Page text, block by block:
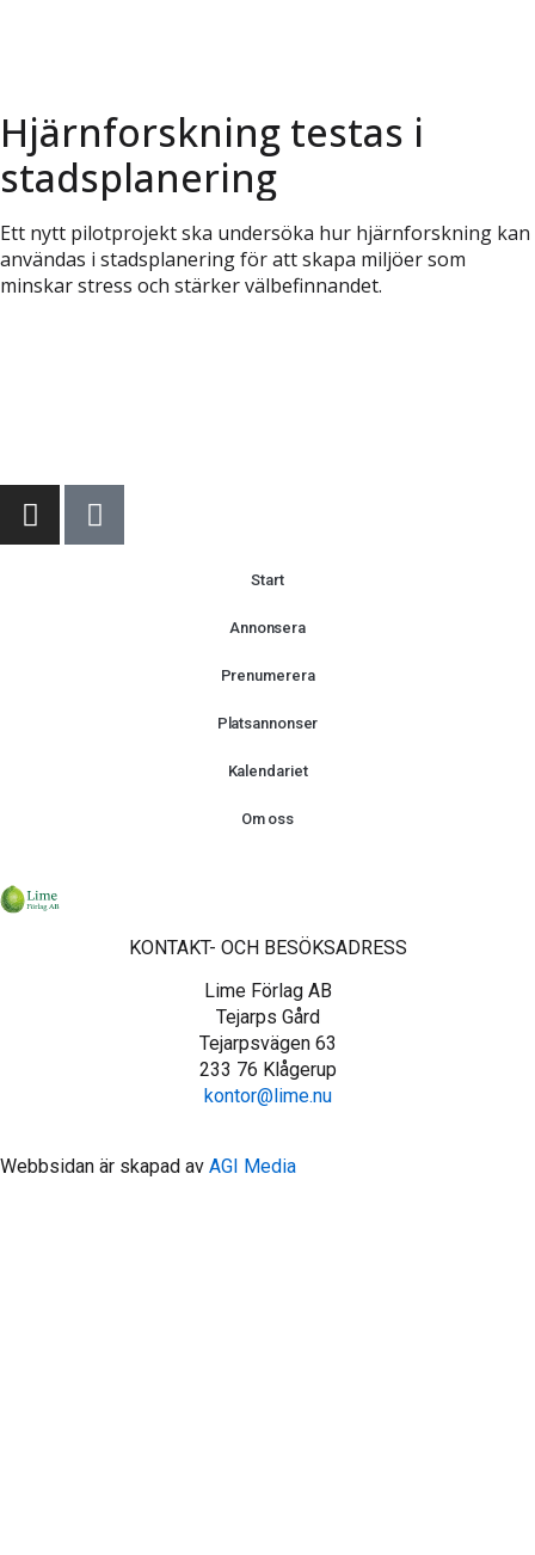
Hjärnforskning testas i
stadsplanering
Ett nytt pilotprojekt ska undersöka hur hjärnforskning kan
användas i stadsplanering för att skapa miljöer som
minskar stress och stärker välbefinnandet.
Start
Annonsera
Prenumerera
Platsannonser
Kalendariet
Om oss
KONTAKT- OCH BESÖKSADRESS
Lime Förlag AB
Tejarps Gård
Tejarpsvägen 63
233 76 Klågerup
kontor@lime.nu
Webbsidan är skapad av AGI Media